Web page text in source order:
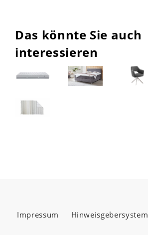
Das könnte Sie auch
interessieren
Impressum Hinweisgebersystem